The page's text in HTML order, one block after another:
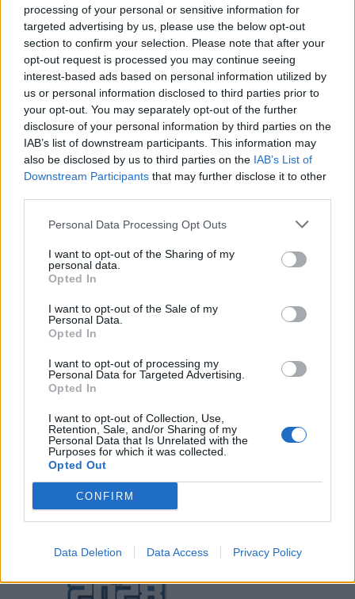
processing of your personal or sensitive information for
targeted advertising by us, please use the below opt-out
section to confirm your selection. Please note that after your
opt-out request is processed you may continue seeing
interest-based ads based on personal information utilized by
us or personal information disclosed to third parties prior to
your opt-out. You may separately opt-out of the further
disclosure of your personal information by third parties on the
IAB’s list of downstream participants. This information may
also be disclosed by us to third parties on the IAB’s List of
Downstream Participants that may further disclose it to other
Personal Data Processing Opt Outs
I want to opt-out of the Sharing of my
personal data.
Opted In
I want to opt-out of the Sale of my
Personal Data.
Opted In
I want to opt-out of processing my
Personal Data for Targeted Advertising.
Opted In
I want to opt-out of Collection, Use,
Retention, Sale, and/or Sharing of my
Personal Data that Is Unrelated with the
Purposes for which it was collected.
Opted Out
CONFIRM
Data Deletion Data Access Privacy Policy
Edellinen artikkeli
La Ligan hallitseva mestari
aloittanut kautensa yskähdellen
Seuraava artikkeli
Manchester City pelaajakaupoilla
– Rúben Dias Manchesteriin
Suomen MM-karsintojen näkymät –
todellinen jalkapallokommentaattorin
analyysi
Suomi-Hollanti näkyy ilmaiseksi TV:stä –
otteluohjelma ja Suomen joukkue